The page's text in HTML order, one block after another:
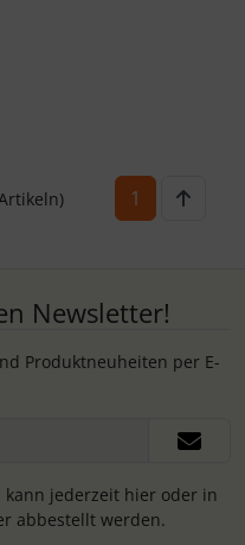
1
Newsletter!
Produktneuheiten per E-
jederzeit hier oder in
abbestellt werden.